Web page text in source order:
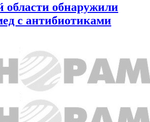
области обнаружили
с антибиотиками